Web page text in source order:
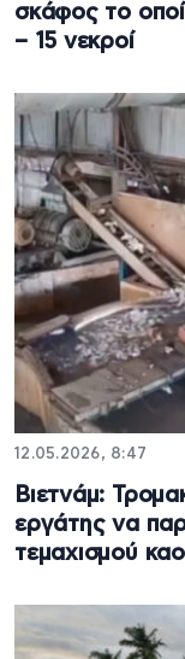
σκάφος το
– 15 νεκροί
12.05.2026, 8:47
Βιετνάμ:
εργάτης να
τεμαχισμού